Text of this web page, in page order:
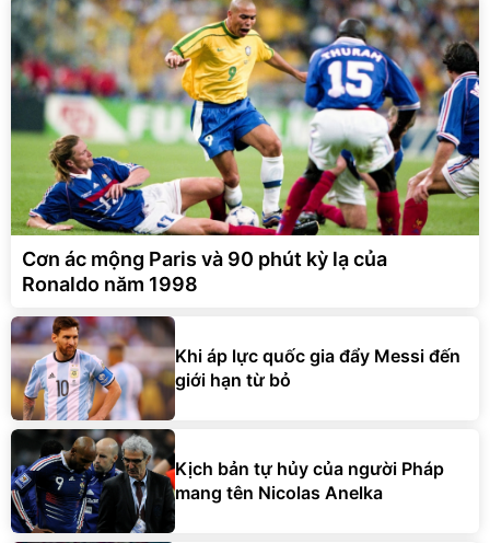
Cơn ác mộng Paris và 90 phút kỳ lạ của
Ronaldo năm 1998
Khi áp lực quốc gia đẩy Messi đến
giới hạn từ bỏ
Kịch bản tự hủy của người Pháp
mang tên Nicolas Anelka